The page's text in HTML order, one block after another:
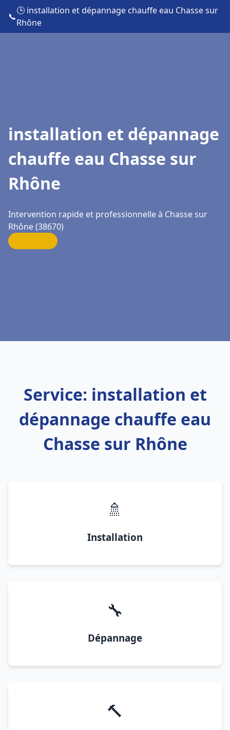
📞
🕒 installation et dépannage chauffe eau Chasse sur
Rhône
installation et dépannage
chauffe eau Chasse sur
Rhône
Intervention rapide et professionnelle à Chasse sur
Rhône (38670)
Service: installation et
dépannage chauffe eau
Chasse sur Rhône
🚿
Installation
🔧
Dépannage
🔨